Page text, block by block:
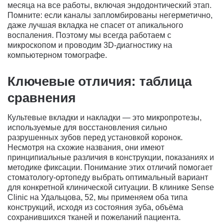
месяца на все работы, включая эндодонтический этап.
Помните: если каналы запломбированы негерметично,
даже лучшая вкладка не спасет от апикального
воспаления. Поэтому мы всегда работаем с
микроскопом и проводим 3D-диагностику на
компьютерном томографе.
Ключевые отличия: таблица
сравнения
Культевые вкладки и накладки — это микропротезы,
используемые для восстановления сильно
разрушенных зубов перед установкой коронок.
Несмотря на схожие названия, они имеют
принципиальные различия в конструкции, показаниях и
методике фиксации. Понимание этих отличий помогает
стоматологу-ортопеду выбрать оптимальный вариант
для конкретной клинической ситуации. В клинике Sense
Clinic на Удальцова, 52, мы применяем оба типа
конструкций, исходя из состояния зуба, объёма
сохранившихся тканей и пожеланий пациента.